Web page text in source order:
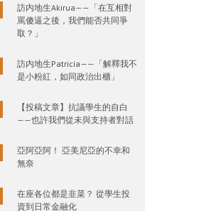
訪内地生Akirua——「在互相對
罵傻逼之後，我們能否共同爭
取？」
訪内地生Patricia——「解釋我不
是小粉紅，如同政治出櫃」
【投稿文章】抗議學生的自白
——也許我們從未與支持者對話
亞阿亞阿！ 亞美尼亞的不幸和
無奈
在座各位都是韭菜？ 從學生投
資到日常金融化